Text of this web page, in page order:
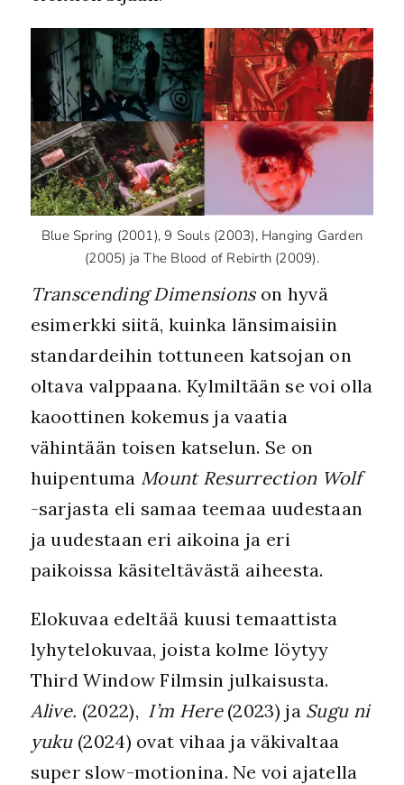
Blue Spring (2001), 9 Souls (2003), Hanging Garden
(2005) ja The Blood of Rebirth (2009).
Transcending Dimensionson hyvä
esimerkki siitä, kuinka länsimaisiin
standardeihin tottuneen katsojan on
oltava valppaana. Kylmiltään se voi olla
kaoottinen kokemus ja vaatia
vähintään toisen katselun. Se on
huipentuma Mount Resurrection Wolf
-sarjasta eli samaa teemaa uudestaan
ja uudestaan eri aikoina ja eri
paikoissa käsiteltävästä aiheesta.
Elokuvaa edeltää kuusi temaattista
lyhytelokuvaa, joista kolme löytyy
Third Window Filmsin julkaisusta.
Alive. (2022), I’m Here(2023) ja Sugu ni
yuku(2024) ovat vihaa ja väkivaltaa
super slow-motionina. Ne voi ajatella